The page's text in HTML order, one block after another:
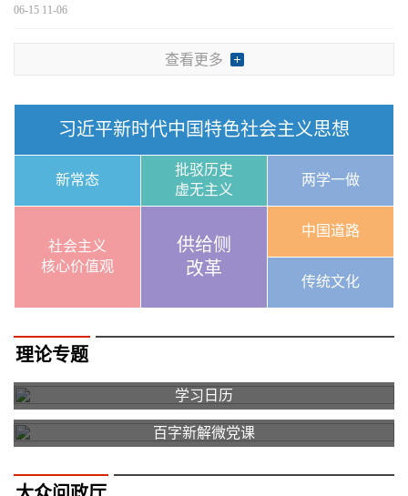
06-15 11-06
查看更多
习近平新时代中国特色社会主义思想
新常态
批驳历史
虚无主义
两学一做
社会主义
核心价值观
供给侧
改革
中国道路
传统文化
理论专题
学习日历
百字新解微党课